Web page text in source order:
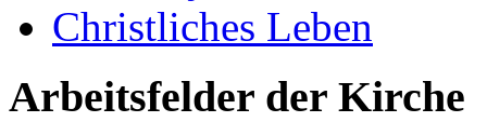
Christliches Leben
Arbeitsfelder der Kirche